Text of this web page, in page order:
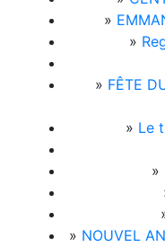
»
»
» FÊTE
» Le
»
» NOUVEL